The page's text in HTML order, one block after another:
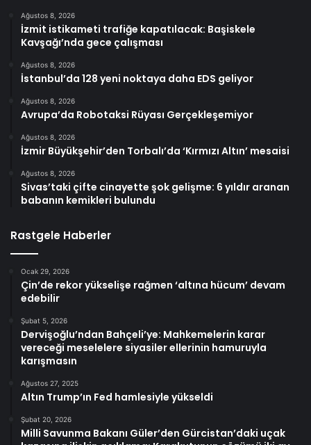
Ağustos 8, 2026
İzmit istikameti trafiğe kapatılacak: Başiskele
Kavşağı’nda gece çalışması
Ağustos 8, 2026
İstanbul’da 128 yeni noktaya daha EDS geliyor
Ağustos 8, 2026
Avrupa’da Robotaksi Rüyası Gerçekleşemiyor
Ağustos 8, 2026
İzmir Büyükşehir’den Torbalı’da ‘Kırmızı Altın’ mesaisi
Ağustos 8, 2026
Sivas’taki çifte cinayette şok gelişme: 6 yıldır aranan
babanın kemikleri bulundu
Rastgele Haberler
Ocak 29, 2026
Çin’de rekor yükselişe rağmen ‘altına hücum’ devam
edebilir
Şubat 5, 2026
Dervişoğlu’ndan Bahçeli’ye: Mahkemelerin karar
vereceği meselelere siyasiler ellerinin hamuruyla
karışmasın
Ağustos 27, 2025
Altın Trump’ın Fed hamlesiyle yükseldi
Şubat 20, 2026
Milli Savunma Bakanı Güler’den Gürcistan’daki uçak